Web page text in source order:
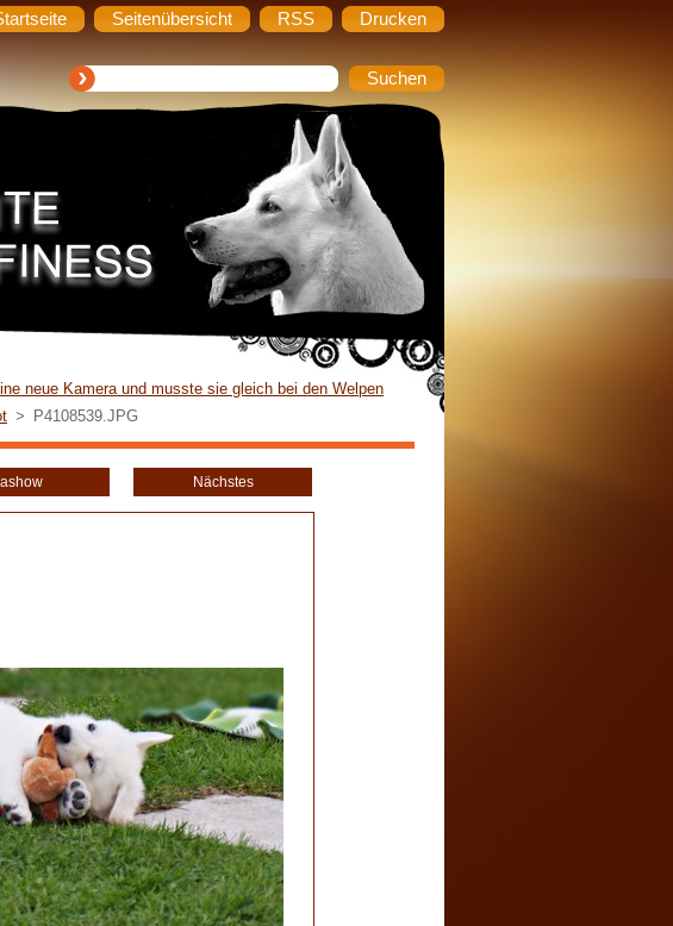
Seitenübersicht RSS Drucken
neue Kamera und musste sie gleich bei den Welpen
> P4108539.JPG
Nächstes